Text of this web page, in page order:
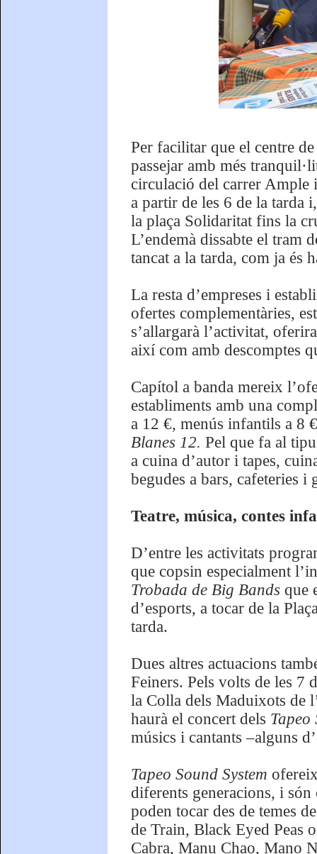
Per facilitar que el centre
passejar amb més
circulació del carrer Ample
a partir de les 6 de la tarda
la plaça Solidaritat fins la
L’endemà dissabte el tram
tancat a la tarda, com ja és
La resta d’empreses i
ofertes complementàries,
s’allargarà l’activitat,
així com amb descomptes
Capítol a banda mereix
establiments amb una
a 12 €, menús infantils a 8
Blanes 12. Pel que fa al
a cuina d’autor i tapes,
begudes a bars, cafeteries i
Teatre, música, contes
D’entre les activitats
que copsin especialment
Trobada de Big Bands que
d’esports, a tocar de la
tarda.
Dues altres actuacions
Feiners. Pels volts de les 7
la Colla dels Maduixots de
haurà el concert dels Tapeo
músics i cantants –alguns
Tapeo Sound System
diferents generacions, i
poden tocar des de temes
de Train, Black Eyed Peas
Cabra, Manu Chao, Mano